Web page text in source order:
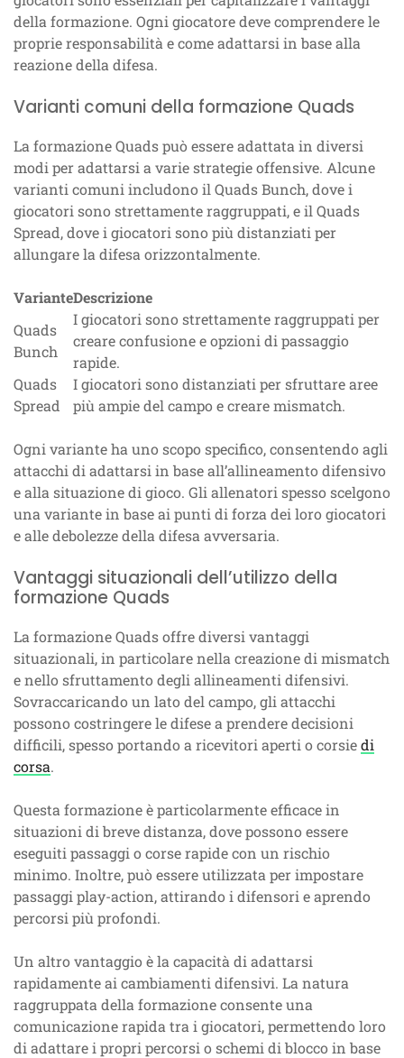
della formazione. Ogni giocatore deve comprendere le
proprie responsabilità e come adattarsi in base alla
reazione della difesa.
Varianti comuni della formazione Quads
La formazione Quads può essere adattata in diversi
modi per adattarsi a varie strategie offensive. Alcune
varianti comuni includono il Quads Bunch, dove i
giocatori sono strettamente raggruppati, e il Quads
Spread, dove i giocatori sono più distanziati per
allungare la difesa orizzontalmente.
VarianteDescrizione
Quads
Bunch
I giocatori sono strettamente raggruppati per
creare confusione e opzioni di passaggio
rapide.
Quads
Spread
I giocatori sono distanziati per sfruttare aree
più ampie del campo e creare mismatch.
Ogni variante ha uno scopo specifico, consentendo agli
attacchi di adattarsi in base all’allineamento difensivo
e alla situazione di gioco. Gli allenatori spesso scelgono
una variante in base ai punti di forza dei loro giocatori
e alle debolezze della difesa avversaria.
Vantaggi situazionali dell’utilizzo della
formazione Quads
La formazione Quads offre diversi vantaggi
situazionali, in particolare nella creazione di mismatch
e nello sfruttamento degli allineamenti difensivi.
Sovraccaricando un lato del campo, gli attacchi
possono costringere le difese a prendere decisioni
difficili, spesso portando a ricevitori aperti o corsiedi
corsa.
Questa formazione è particolarmente efficace in
situazioni di breve distanza, dove possono essere
eseguiti passaggi o corse rapide con un rischio
minimo. Inoltre, può essere utilizzata per impostare
passaggi play-action, attirando i difensori e aprendo
percorsi più profondi.
Un altro vantaggio è la capacità di adattarsi
rapidamente ai cambiamenti difensivi. La natura
raggruppata della formazione consente una
comunicazione rapida tra i giocatori, permettendo loro
di adattare i propri percorsi o schemi di blocco in base